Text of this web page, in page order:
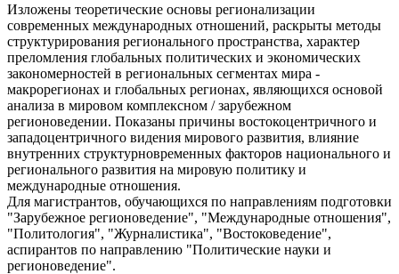
Изложены теоретические основы регионализации
современных международных отношений, раскрыты методы
структурирования регионального пространства, характер
преломления глобальных политических и экономических
закономерностей в региональных сегментах мира -
макрорегионах и глобальных регионах, являющихся основой
анализа в мировом комплексном / зарубежном
регионоведении. Показаны причины востокоцентричного и
западоцентричного видения мирового развития, влияние
внутренних структурновременных факторов национального и
регионального развития на мировую политику и
международные отношения.
Для магистрантов, обучающихся по направлениям подготовки
"Зарубежное регионоведение", "Международные отношения",
"Политология", "Журналистика", "Востоковедение",
аспирантов по направлению "Политические науки и
регионоведение".